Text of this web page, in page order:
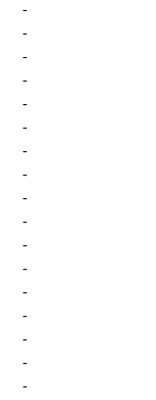
-
-
-
-
-
-
-
-
-
-
-
-
-
-
-
-
-